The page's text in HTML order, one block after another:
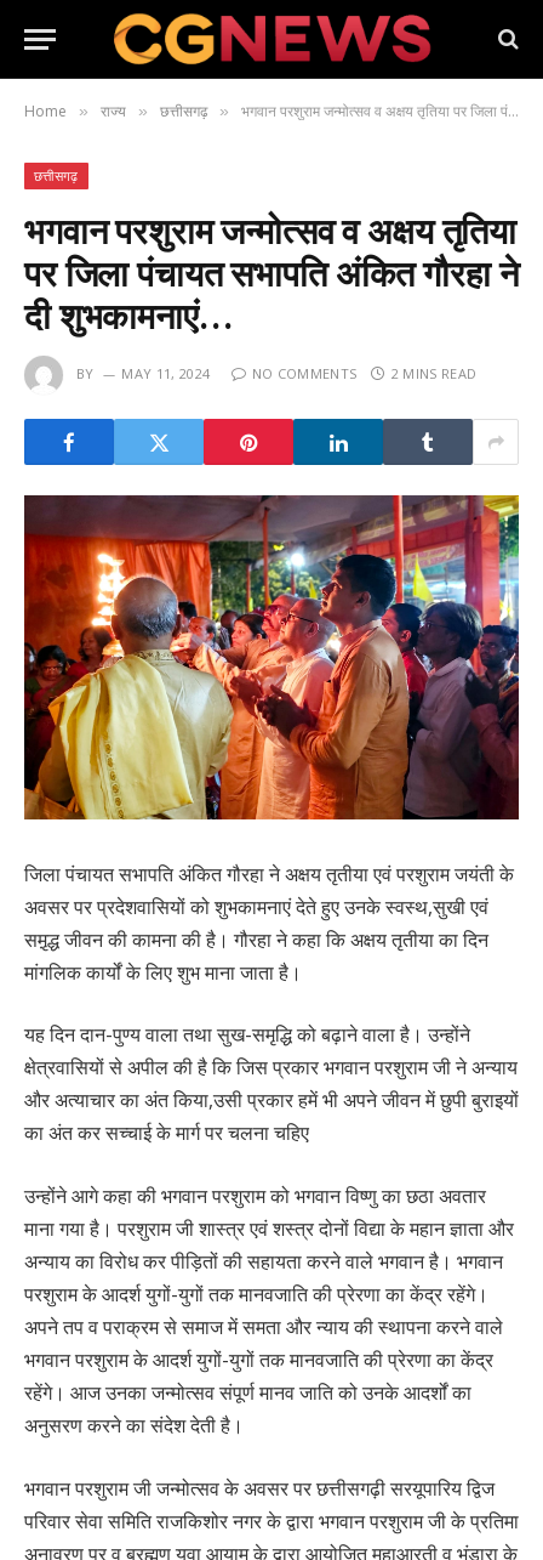
Home » राज्य » छत्तीसगढ़ » भगवान परशुराम जन्मोत्सव व अक्षय तृतिया पर जिला पंचायत सभापति अंकित गौरहा ने दी शुभकामनाएं…
छत्तीसगढ़
भगवान परशुराम जन्मोत्सव व अक्षय तृतिया
पर जिला पंचायत सभापति अंकित गौरहा ने
दी शुभकामनाएं…
BY MAY 11, 2024 NO COMMENTS 2 MINS READ
जिला पंचायत सभापति अंकित गौरहा ने अक्षय तृतीया एवं परशुराम जयंती के
अवसर पर प्रदेशवासियों को शुभकामनाएं देते हुए उनके स्वस्थ,सुखी एवं
समृ़द्ध जीवन की कामना की है। गौरहा ने कहा कि अक्षय तृतीया का दिन
मांगलिक कार्यों के लिए शुभ माना जाता है।
यह दिन दान-पुण्य वाला तथा सुख-समृद्धि को बढ़ाने वाला है। उन्होंने
क्षेत्रवासियों से अपील की है कि जिस प्रकार भगवान परशुराम जी ने अन्याय
और अत्याचार का अंत किया,उसी प्रकार हमें भी अपने जीवन में छुपी बुराइयों
का अंत कर सच्चाई के मार्ग पर चलना चहिए
उन्होंने आगे कहा की भगवान परशुराम को भगवान विष्णु का छठा अवतार
माना गया है। परशुराम जी शास्त्र एवं शस्त्र दोनों विद्या के महान ज्ञाता और
अन्याय का विरोध कर पीड़ितों की सहायता करने वाले भगवान है। भगवान
परशुराम के आदर्श युगों-युगों तक मानवजाति की प्रेरणा का केंद्र रहेंगे।
अपने तप व पराक्रम से समाज में समता और न्याय की स्थापना करने वाले
भगवान परशुराम के आदर्श युगों-युगों तक मानवजाति की प्रेरणा का केंद्र
रहेंगे। आज उनका जन्मोत्सव संपूर्ण मानव जाति को उनके आदर्शों का
अनुसरण करने का संदेश देती है।
भगवान परशुराम जी जन्मोत्सव के अवसर पर छत्तीसगढ़ी सरयूपारिय द्विज
परिवार सेवा समिति राजकिशोर नगर के द्वारा भगवान परशुराम जी के प्रतिमा
अनावरण पर व ब्रह्मण युवा आयाम के द्वारा आयोजित महाआरती व भंडारा के